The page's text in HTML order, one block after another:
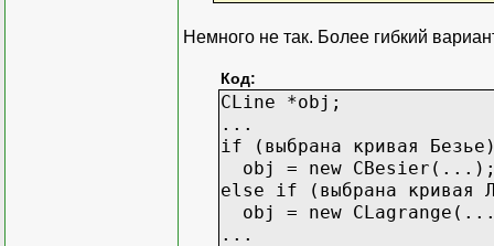
Немного не так. Более гибкий
Код:
CLine *obj;
...
if (выбрана кривая
obj = new
else if (выбрана кривая
obj = new
...